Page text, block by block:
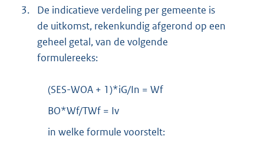
3.
De indicatieve verdeling per gemeente is
de uitkomst, rekenkundig afgerond op een
geheel getal, van de volgende
formulereeks:
(SES-WOA + 1)*iG/In = Wf
BO*Wf/TWf = Iv
in welke formule voorstelt: